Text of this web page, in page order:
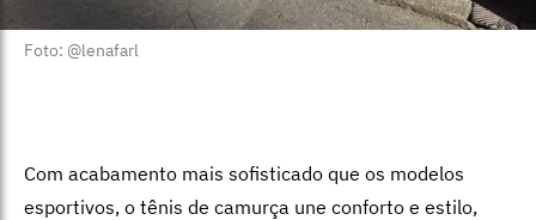
Foto: @lenafarl
Com acabamento mais sofisticado que os modelos
esportivos, o tênis de camurça une conforto e estilo,